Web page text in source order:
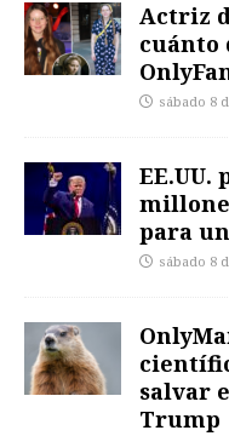
Actriz
cuánto
sábado 8
EE.UU.
para
sábado 8
salvar
Trump